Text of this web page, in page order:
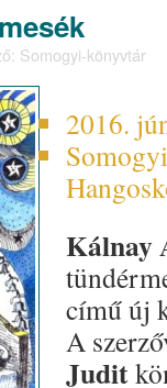
Somogyi-könyvtár
2016.
Kálnay
című új
A
Judit